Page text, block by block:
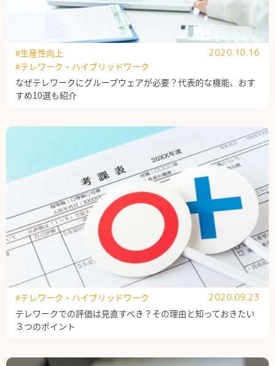
なぜテレワークにグループウェアが必要？代表的な機能、おす
すめ10選も紹介
#生産性向上
#テレワーク・ハイブリッドワーク
2020.10.16
テレワークでの評価は見直すべき？その理由と知っておきたい
３つのポイント
#テレワーク・ハイブリッドワーク 2020.09.23